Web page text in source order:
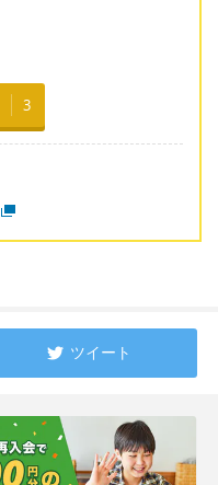
3
ツイート